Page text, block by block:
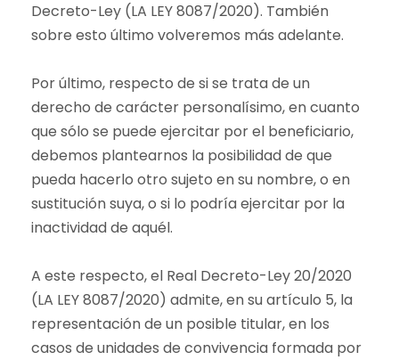
Decreto-Ley (LA LEY 8087/2020). También
sobre esto último volveremos más adelante.
Por último, respecto de si se trata de un
derecho de carácter personalísimo, en cuanto
que sólo se puede ejercitar por el beneficiario,
debemos plantearnos la posibilidad de que
pueda hacerlo otro sujeto en su nombre, o en
sustitución suya, o si lo podría ejercitar por la
inactividad de aquél.
A este respecto, el Real Decreto-Ley 20/2020
(LA LEY 8087/2020) admite, en su artículo 5, la
representación de un posible titular, en los
casos de unidades de convivencia formada por